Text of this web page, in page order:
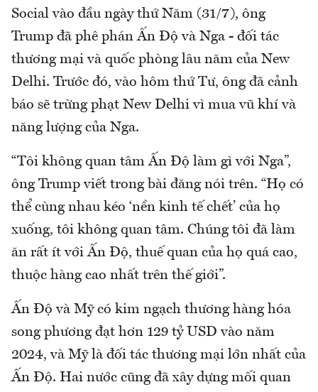
Social vào đầu ngày thứ Năm (31/7), ông
Trump đã phê phán Ấn Độ và Nga - đối tác
thương mại và quốc phòng lâu năm của New
Delhi. Trước đó, vào hôm thứ Tư, ông đã cảnh
báo sẽ trừng phạt New Delhi vì mua vũ khí và
năng lượng của Nga.
“Tôi không quan tâm Ấn Độ làm gì với Nga”,
ông Trump viết trong bài đăng nói trên. “Họ có
thể cùng nhau kéo ‘nền kinh tế chết’ của họ
xuống, tôi không quan tâm. Chúng tôi đã làm
ăn rất ít với Ấn Độ, thuế quan của họ quá cao,
thuộc hàng cao nhất trên thế giới”.
Ấn Độ và Mỹ có kim ngạch thương hàng hóa
song phương đạt hơn 129 tỷ USD vào năm
2024, và Mỹ là đối tác thương mại lớn nhất của
Ấn Độ. Hai nước cũng đã xây dựng mối quan